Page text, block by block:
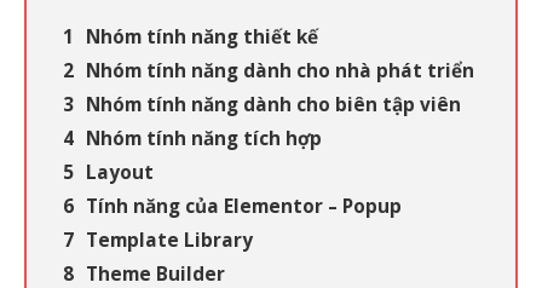
Nhóm tính năng thiết kế
Nhóm tính năng dành cho nhà phát triển
Nhóm tính năng dành cho biên tập viên
Nhóm tính năng tích hợp
Layout
Tính năng của Elementor – Popup
Template Library
Theme Builder